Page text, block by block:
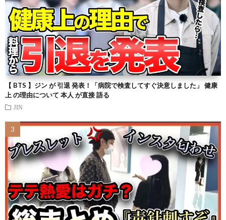
【 BTS 】ジン が 引退 発表！「病院で検査してすぐ決意しました」 健康
上 の理由について 本人 が直接 語る
JIN